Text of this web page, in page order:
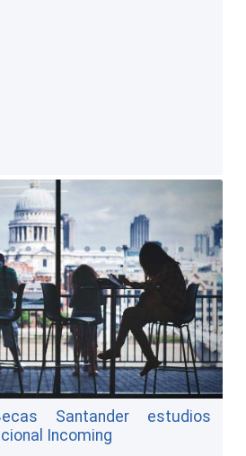
Santander estudios
Incoming